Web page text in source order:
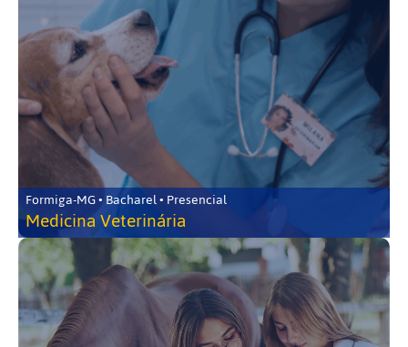
Formiga-MG • Bacharel • Presencial
Medicina Veterinária